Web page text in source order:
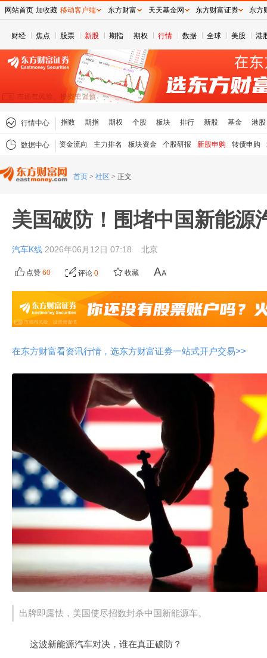
财经 焦点 股票 新股 期指 期权 行情 数据 全球 美股 港
行情中心 指数 期指 期权 个股 板块 排行 新股 基金 港股
数据中心 资金流向 主力排名 板块资金 个股研报 新股申购 转债申购
首页 > 社区 > 正文
美国破防！围堵中国新能源
汽车K线 2026年06月12日 07:18 北京
点赞 60 评论 0 收藏
在东方财富看资讯行情，选东方财富证券一站式开户交易>>
出牌即露怯，美国使尽招数封杀中国新能源车。
这波新能源汽车对决，谁在真正破防？
网站首页 加收藏 移动客户端 东方财富 天天基金网 东方财富证券 东方